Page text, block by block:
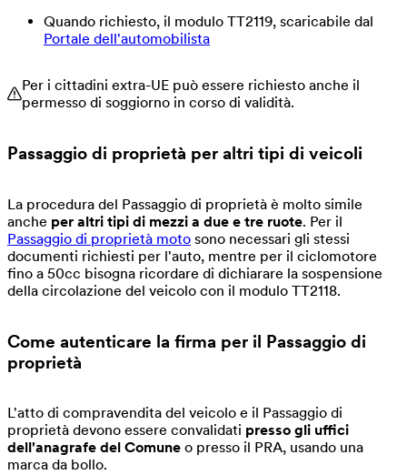
Quando richiesto, il modulo TT2119, scaricabile dal
Portale dell'automobilista
Per i cittadini extra-UE può essere richiesto anche il
permesso di soggiorno in corso di validità.
Passaggio di proprietà per altri tipi di veicoli
La procedura del Passaggio di proprietà è molto simile
anche per altri tipi di mezzi a due e tre ruote. Per il
Passaggio di proprietà moto sono necessari gli stessi
documenti richiesti per l'auto, mentre per il ciclomotore
fino a 50cc bisogna ricordare di dichiarare la sospensione
della circolazione del veicolo con il modulo TT2118.
Come autenticare la firma per il Passaggio di
proprietà
L'atto di compravendita del veicolo e il Passaggio di
proprietà devono essere convalidati presso gli uffici
dell'anagrafe del Comune o presso il PRA, usando una
marca da bollo.